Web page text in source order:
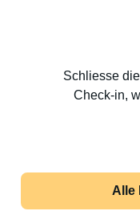
Schliesse
Check-in,
Alle